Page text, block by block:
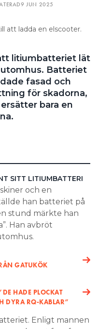
9 JUN 2025
att ladda en elscooter.
litiumbatteriet lät
Batteriet
fasad och
för skadorna,
bara en
SITT LITIUMBATTERI
och en
han batteriet på
stund märkte han
Han avbröt
GATUKÖK
HADE PLOCKAT
DYRA RQ-KABLAR”
Enligt mannen